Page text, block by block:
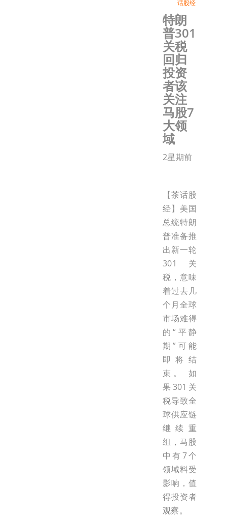
话股经
特朗
普301
关税
回归
投资
者该
关注
马股7
大领
域
2星期前
【茶话股
经】美国
总统特朗
普准备推
出新一轮
301关
税，意味
着过去几
个月全球
市场难得
的“平静
期”可能
即将结
束。 如
果301关
税导致全
球供应链
继续重
组，马股
中有7个
领域料受
影响，值
得投资者
观察。